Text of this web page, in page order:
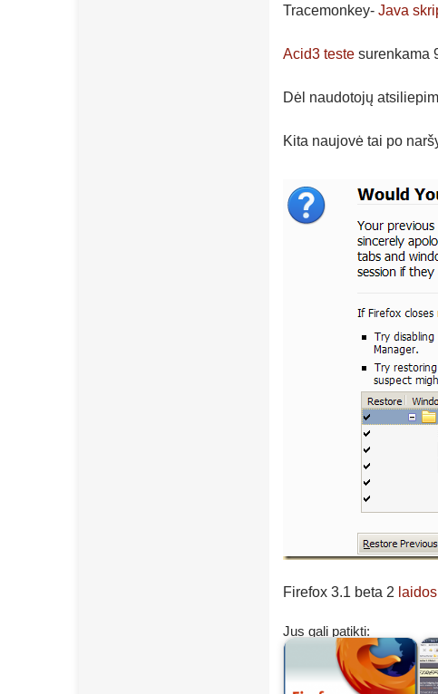
Tracemonkey- Java
Acid3 teste surenkama
Dėl naudotojų
Kita naujovė tai po
Firefox 3.1 beta 2
Jus gali patikti: